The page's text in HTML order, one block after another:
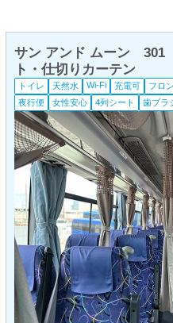
サン アンド ムーン
ト・仕切りカーテン
トイレ 天然水 Wi-Fi 充電可 フロ
夜行便
女性安心 4列シート 歯ブラ